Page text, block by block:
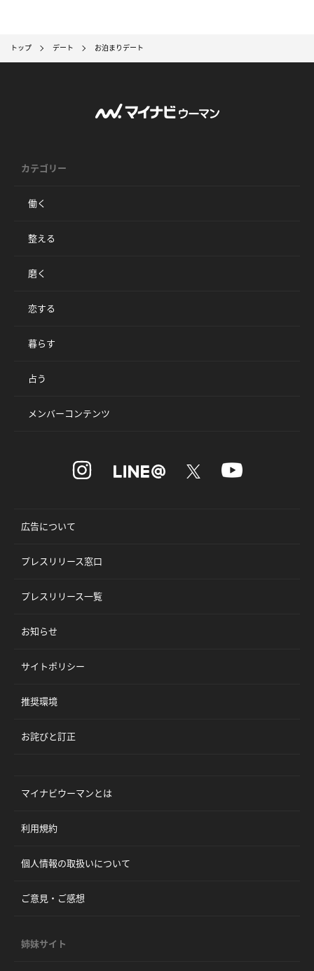
トップ デート お泊まりデート
カテゴリー
働く
整える
磨く
恋する
暮らす
占う
メンバーコンテンツ
広告について
プレスリリース窓口
プレスリリース一覧
お知らせ
サイトポリシー
推奨環境
お詫びと訂正
マイナビウーマンとは
利用規約
個人情報の取扱いについて
ご意見・ご感想
姉妹サイト